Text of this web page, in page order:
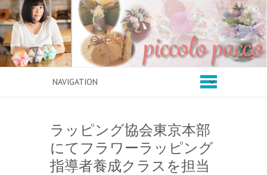
ラッピング協会東京本部
にてフラワーラッピング
指導者養成クラスを担当